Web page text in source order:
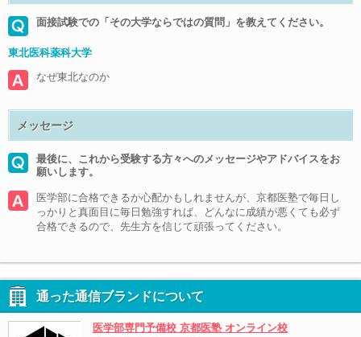
面接試験での「その大学ならではの質問」を教えてください。
東北医科薬科大学
なぜ東北なのか
メッセージ
最後に、これから受験する方々へのメッセージやアドバイスをお
願いします。
医学部に合格できるか心配かもしれませんが、京都医塾で毎日し
っかりと真面目に毎日勉強すれば、どんなに成績が悪くても必ず
合格できるので、先生方を信じて頑張ってください。
通った通信ブランドについて
医学部専門予備校 京都医塾 オンライン校